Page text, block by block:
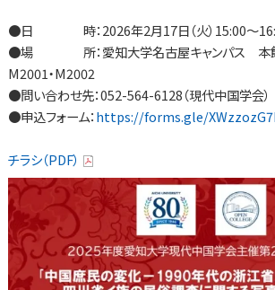
●日 時：2026年2月17日（火）15:00～
●場 所：愛知大学名古屋キャンパス 本館
M2001・M2002
●問い合わせ先：052-564-6128（現代中国学会）
●申込フォーム：https://forms.gle/
チラシ（PDF）